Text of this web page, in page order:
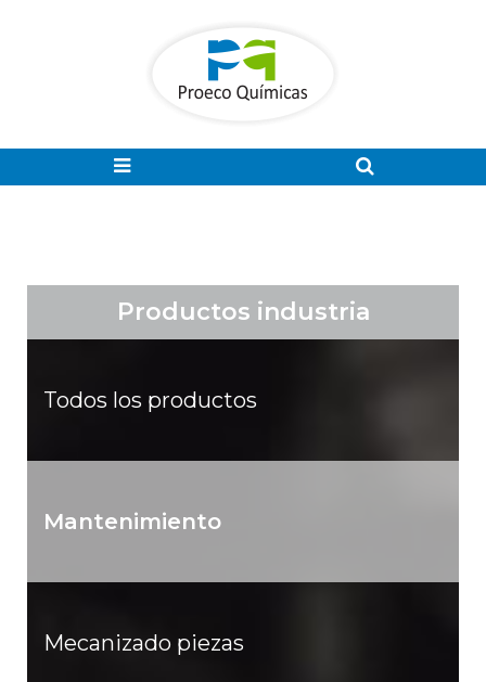
Productos industria
Todos los productos
Mantenimiento
Mecanizado piezas